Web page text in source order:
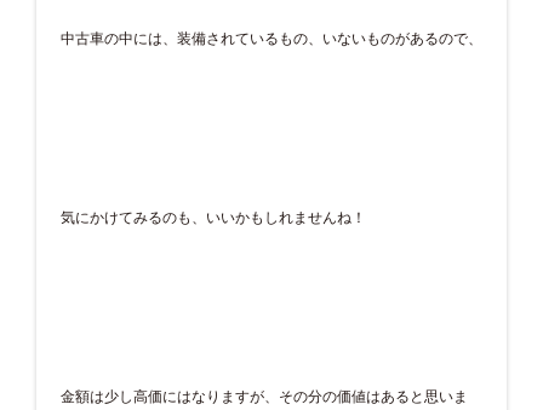
中古車の中には、装備されているもの、いないものがあるので、
気にかけてみるのも、いいかもしれませんね！
金額は少し高価にはなりますが、その分の価値はあると思いま